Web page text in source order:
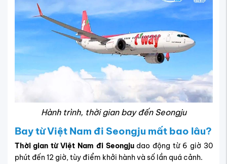
Hành trình, thời gian bay đến Seongju
Bay từ Việt Nam đi Seongju mất bao lâu?
Thời gian từ Việt Nam đi Seongju dao động từ 6 giờ 30
phút đến 12 giờ, tùy điểm khởi hành và số lần quá cảnh.